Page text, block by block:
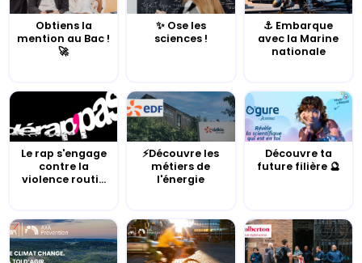
Obtiens la
mention au Bac !
🚀
✨ Ose les
sciences !
⚓️ Embarque
avec la Marine
nationale
Le rap s'engage
contre la
violence routi...
⚡Découvre les
métiers de
l'énergie
Découvre ta
future filière 🔮